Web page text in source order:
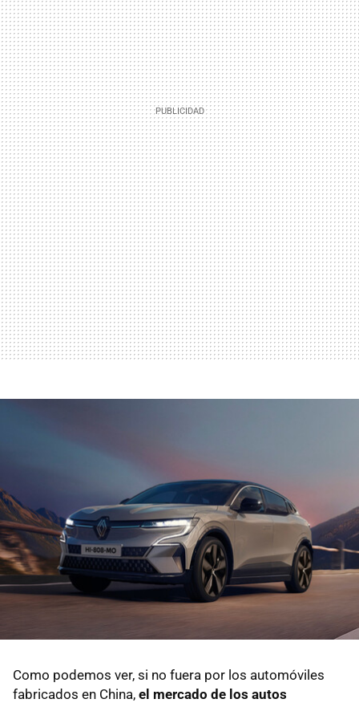
Como podemos ver, si no fuera por los automóviles
fabricados en China, el mercado de los autos